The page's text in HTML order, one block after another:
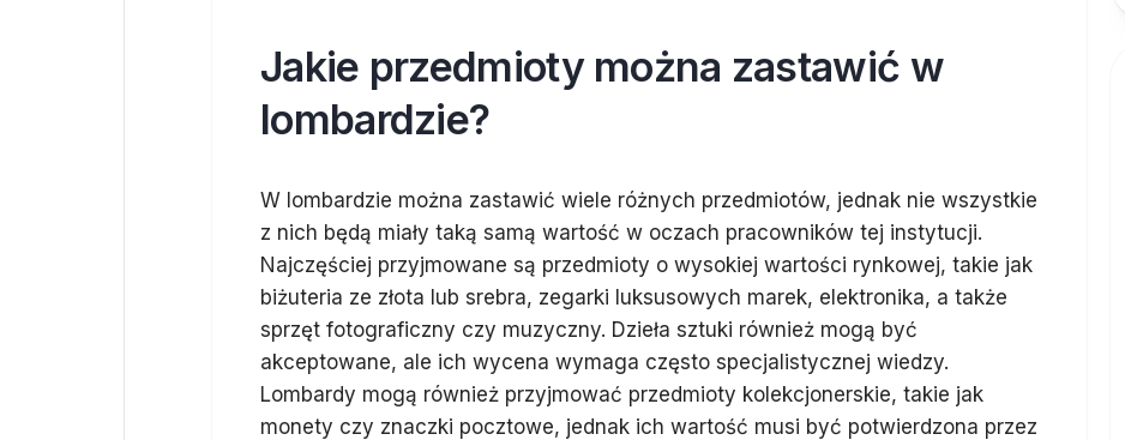
Jakie przedmioty można zastawić w
lombardzie?
W lombardzie można zastawić wiele różnych przedmiotów, jednak nie wszystkie
z nich będą miały taką samą wartość w oczach pracowników tej instytucji.
Najczęściej przyjmowane są przedmioty o wysokiej wartości rynkowej, takie jak
biżuteria ze złota lub srebra, zegarki luksusowych marek, elektronika, a także
sprzęt fotograficzny czy muzyczny. Dzieła sztuki również mogą być
akceptowane, ale ich wycena wymaga często specjalistycznej wiedzy.
Lombardy mogą również przyjmować przedmioty kolekcjonerskie, takie jak
monety czy znaczki pocztowe, jednak ich wartość musi być potwierdzona przez